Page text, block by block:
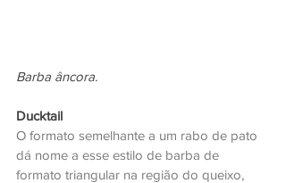
Barba âncora.
Ducktail
O formato semelhante a um rabo de pato
dá nome a esse estilo de barba de
formato triangular na região do queixo,